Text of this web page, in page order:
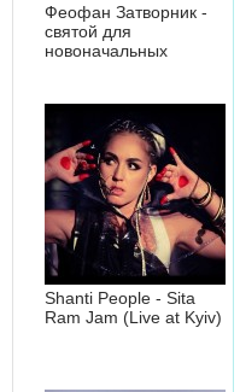
Феофан Затворник -
святой для
новоначальных
Shanti People - Sita
Ram Jam (Live at Kyiv)